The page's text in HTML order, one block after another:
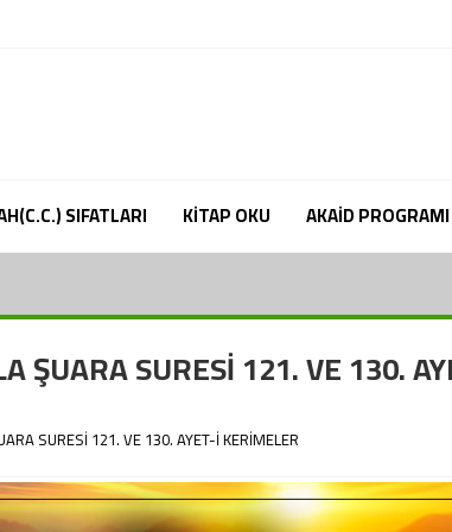
SIFATLARI KİTAP OKU AKAİD PROGRAMI
ŞUARA SURESİ 121. VE 130.
SURESİ 121. VE 130. AYET-İ KERİMELER